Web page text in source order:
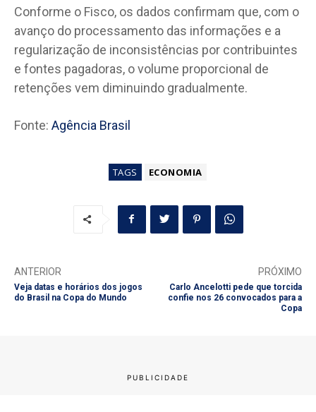
Conforme o Fisco, os dados confirmam que, com o
avanço do processamento das informações e a
regularização de inconsistências por contribuintes
e fontes pagadoras, o volume proporcional de
retenções vem diminuindo gradualmente.
Fonte: Agência Brasil
TAGS ECONOMIA
ANTERIOR
Veja datas e horários dos jogos
do Brasil na Copa do Mundo
PRÓXIMO
Carlo Ancelotti pede que torcida
confie nos 26 convocados para a
Copa